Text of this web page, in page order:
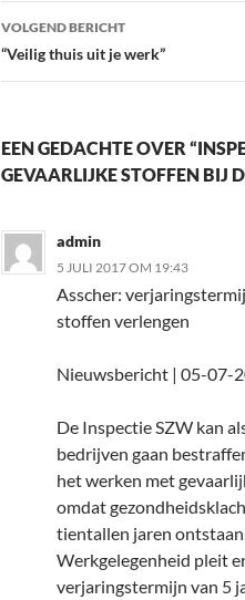
VOLGEND BERICHT
“Veilig thuis uit je werk”
EEN GEDACHTE OVER
GEVAARLIJKE STOFFEN BIJ
admin
5 JULI 2017 OM 19:43
Asscher:
stoffen verlengen
Nieuwsbericht | 05-07-
De Inspectie SZW kan
bedrijven gaan
het werken met
omdat
tientallen jaren
Werkgelegenheid pleit
verjaringstermijn van 5